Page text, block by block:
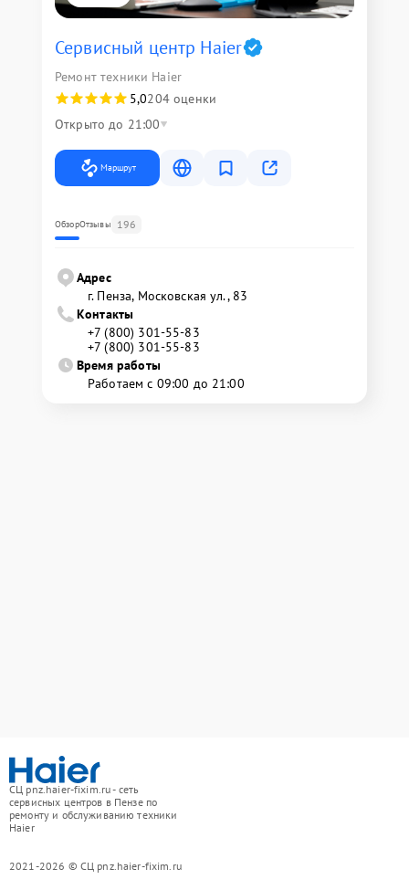
Сервисный центр Haier
Ремонт техники Haier
5,0204 оценки
Открыто до 21:00
Маршрут
ОбзорОтзывы 196
Адрес
г. Пенза, Московская ул., 83
Контакты
+7 (800) 301-55-83
+7 (800) 301-55-83
Время работы
Работаем с 09:00 до 21:00
СЦ pnz.haier-fixim.ru - сеть
сервисных центров в Пензе по
ремонту и обслуживанию техники
Haier
2021-2026 © СЦ pnz.haier-fixim.ru